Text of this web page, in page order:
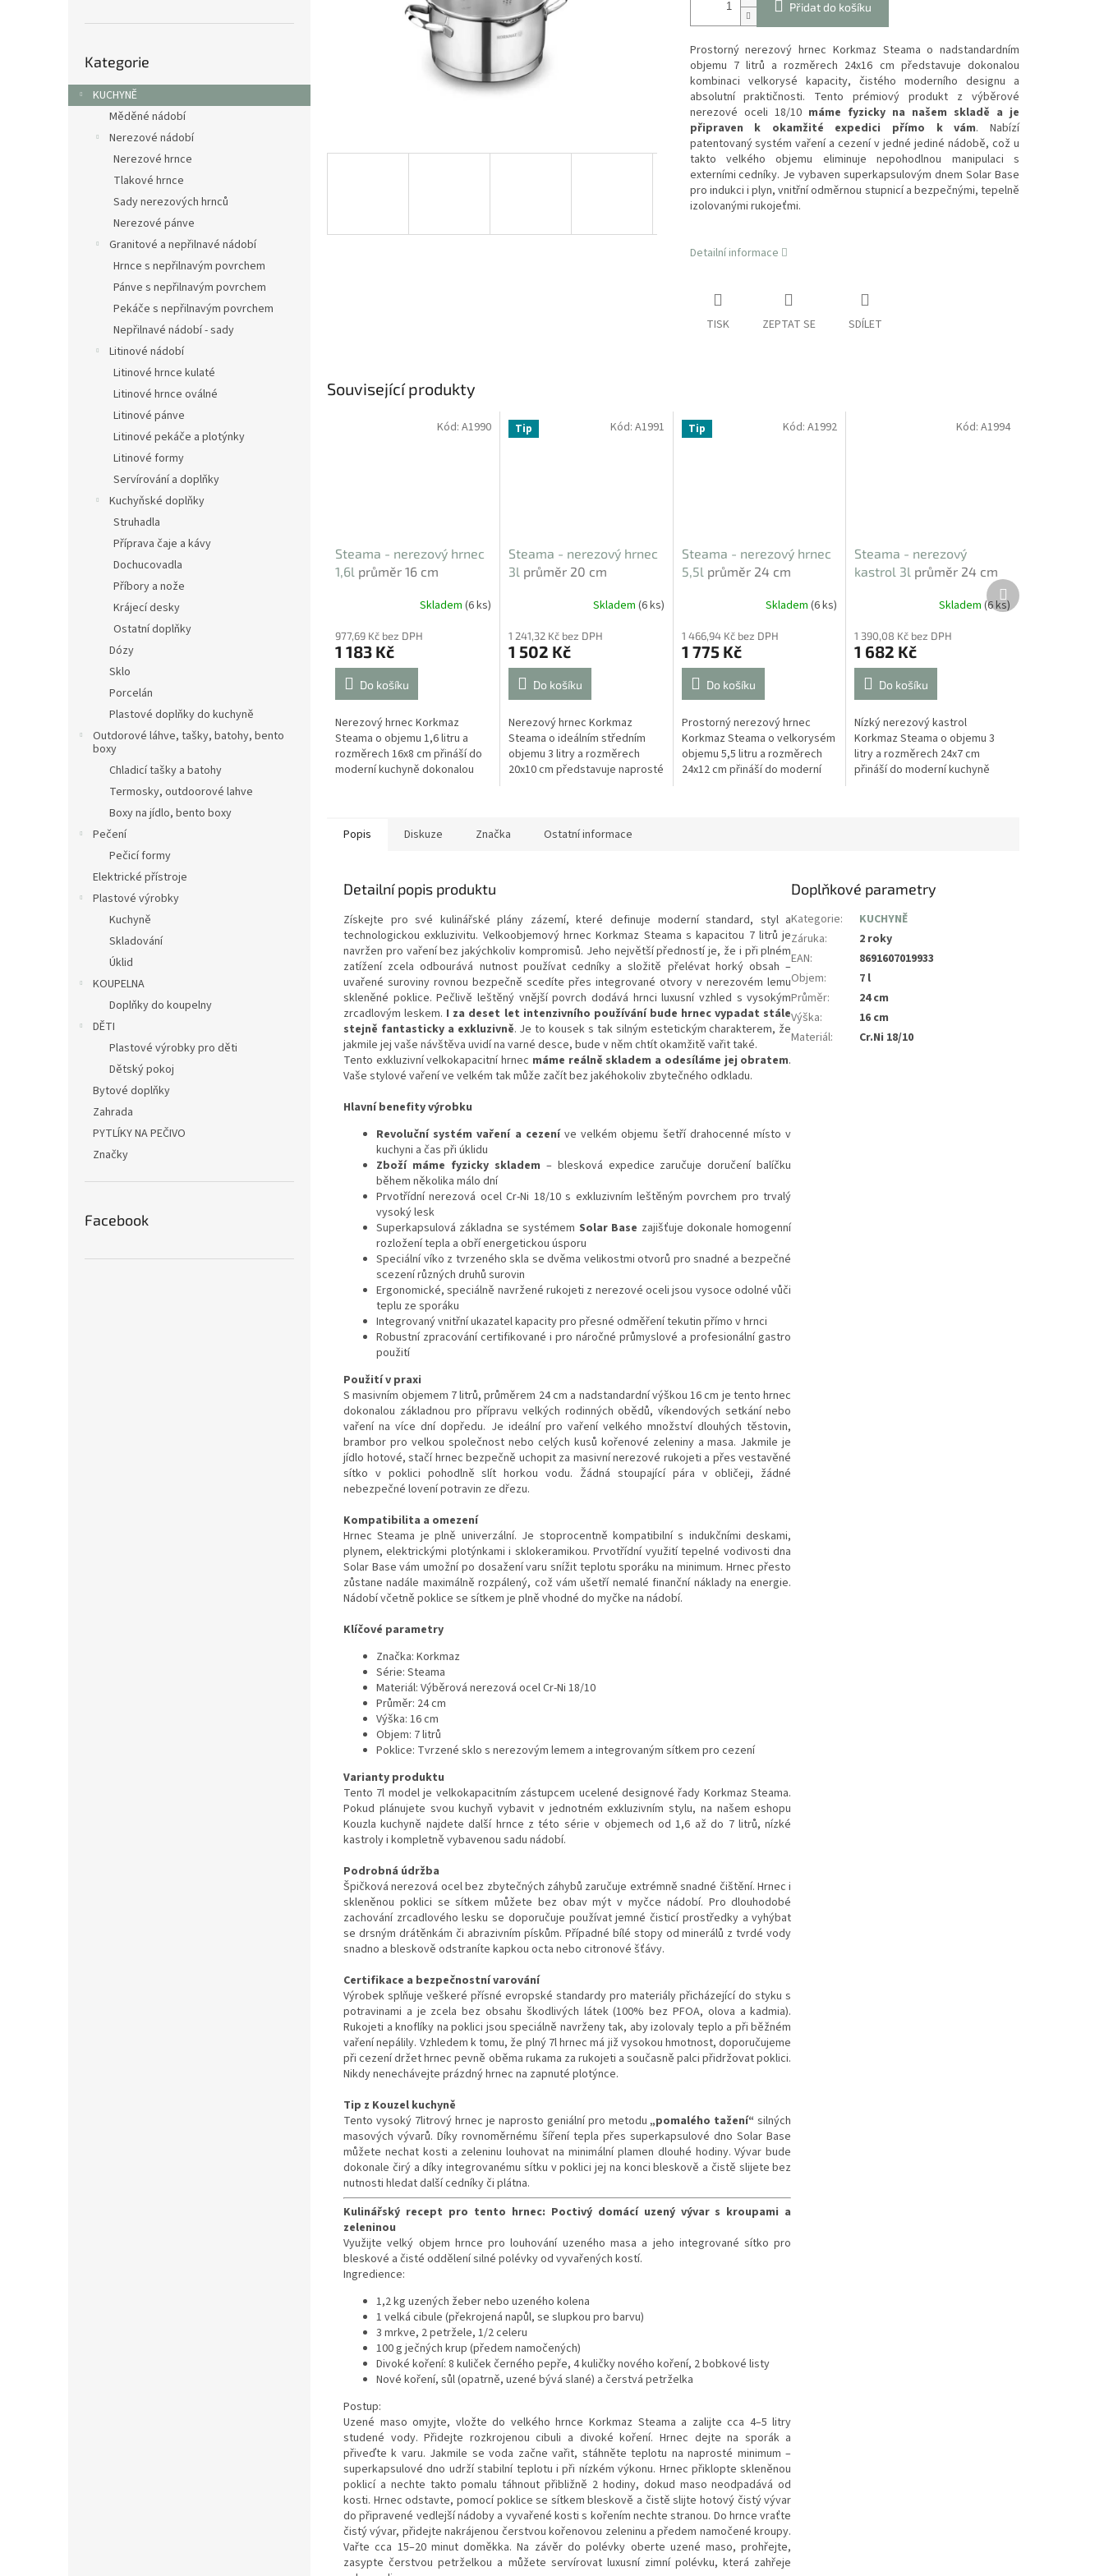
kategorie
Kategorie
KUCHYNĚ
Měděné nádobí
Nerezové nádobí
Nerezové hrnce
Tlakové hrnce
Sady nerezových hrnců
Nerezové pánve
Granitové a nepřilnavé nádobí
Hrnce s nepřilnavým povrchem
Pánve s nepřilnavým povrchem
Pekáče s nepřilnavým povrchem
Nepřilnavé nádobí - sady
Litinové nádobí
Litinové hrnce kulaté
Litinové hrnce oválné
Litinové pánve
Litinové pekáče a plotýnky
Litinové formy
Servírování a doplňky
Kuchyňské doplňky
Struhadla
Příprava čaje a kávy
Dochucovadla
Příbory a nože
Krájecí desky
Ostatní doplňky
Dózy
Sklo
Porcelán
Plastové doplňky do kuchyně
Outdorové láhve, tašky, batohy, bento
boxy
Chladicí tašky a batohy
Termosky, outdoorové lahve
Boxy na jídlo, bento boxy
Pečení
Pečicí formy
Elektrické přístroje
Plastové výrobky
Kuchyně
Skladování
Úklid
KOUPELNA
Doplňky do koupelny
DĚTI
Plastové výrobky pro děti
Dětský pokoj
Bytové doplňky
Zahrada
PYTLÍKY NA PEČIVO
Značky
Facebook
Přidat do košíku
Prostorný nerezový hrnec Korkmaz Steama o nadstandardním
objemu 7 litrů a rozměrech 24x16 cm představuje dokonalou
kombinaci velkorysé kapacity, čistého moderního designu a
absolutní praktičnosti. Tento prémiový produkt z výběrové
nerezové oceli 18/10 máme fyzicky na našem skladě a je
připraven k okamžité expedici přímo k vám. Nabízí
patentovaný systém vaření a cezení v jedné jediné nádobě, což u
takto velkého objemu eliminuje nepohodlnou manipulaci s
externími cedníky. Je vybaven superkapsulovým dnem Solar Base
pro indukci i plyn, vnitřní odměrnou stupnicí a bezpečnými, tepelně
izolovanými rukojeťmi.
Detailní informace
TISK ZEPTAT SE SDÍLET
Související produkty
Steama - nerezový hrnec
1,6l průměr 16 cm
Skladem (6 ks)
977,69 Kč bez DPH
1 183 Kč
Do košíku
Nerezový hrnec Korkmaz
Steama o objemu 1,6 litru a
rozměrech 16x8 cm přináší do
moderní kuchyně dokonalou
Kód: A1990 Tip
Steama - nerezový hrnec
3l průměr 20 cm
Skladem (6 ks)
1 241,32 Kč bez DPH
1 502 Kč
Do košíku
Nerezový hrnec Korkmaz
Steama o ideálním středním
objemu 3 litry a rozměrech
20x10 cm představuje naprosté
Kód: A1991 Tip
Steama - nerezový hrnec
5,5l průměr 24 cm
Skladem(6 ks)
1 466,94 Kč bez DPH
1 775 Kč
Do košíku
Prostorný nerezový hrnec
Korkmaz Steama o velkorysém
objemu 5,5 litru a rozměrech
24x12 cm přináší do moderní
Kód:A1992
Steama - nerezový
kastrol 3l průměr 24 cm
Skladem (6 ks)
1 390,08 Kč bez DPH
1 682 Kč
Do košíku
Nízký nerezový kastrol
Korkmaz Steama o objemu 3
litry a rozměrech 24x7 cm
přináší do moderní kuchyně
Kód: A1994
Další
produkt
Popis Diskuze Značka Ostatní informace
Detailní popis produktu
Získejte pro své kulinářské plány zázemí, které definuje moderní standard, styl a
technologickou exkluzivitu. Velkoobjemový hrnec Korkmaz Steama s kapacitou 7 litrů je
navržen pro vaření bez jakýchkoliv kompromisů. Jeho největší předností je, že i při plném
zatížení zcela odbourává nutnost používat cedníky a složitě přelévat horký obsah –
uvařené suroviny rovnou bezpečně scedíte přes integrované otvory v nerezovém lemu
skleněné poklice. Pečlivě leštěný vnější povrch dodává hrnci luxusní vzhled s vysokým
zrcadlovým leskem. I za deset let intenzivního používání bude hrnec vypadat stále
stejně fantasticky a exkluzivně. Je to kousek s tak silným estetickým charakterem, že
jakmile jej vaše návštěva uvidí na varné desce, bude v něm chtít okamžitě vařit také.
Tento exkluzivní velkokapacitní hrnec máme reálně skladem a odesíláme jej obratem.
Vaše stylové vaření ve velkém tak může začít bez jakéhokoliv zbytečného odkladu.
Hlavní benefity výrobku
Revoluční systém vaření a cezeníve velkém objemu šetří drahocenné místo v
kuchyni a čas při úklidu
Zboží máme fyzicky skladem – blesková expedice zaručuje doručení balíčku
během několika málo dní
Prvotřídní nerezová ocel Cr-Ni 18/10 s exkluzivním leštěným povrchem pro trvalý
vysoký lesk
Superkapsulová základna se systémem Solar Base zajišťuje dokonale homogenní
rozložení tepla a obří energetickou úsporu
Speciální víko z tvrzeného skla se dvěma velikostmi otvorů pro snadné a bezpečné
scezení různých druhů surovin
Ergonomické, speciálně navržené rukojeti z nerezové oceli jsou vysoce odolné vůči
teplu ze sporáku
Integrovaný vnitřní ukazatel kapacity pro přesné odměření tekutin přímo v hrnci
Robustní zpracování certifikované i pro náročné průmyslové a profesionální gastro
použití
Použití v praxi
S masivním objemem 7 litrů, průměrem 24 cm a nadstandardní výškou 16 cm je tento hrnec
dokonalou základnou pro přípravu velkých rodinných obědů, víkendových setkání nebo
vaření na více dní dopředu. Je ideální pro vaření velkého množství dlouhých těstovin,
brambor pro velkou společnost nebo celých kusů kořenové zeleniny a masa. Jakmile je
jídlo hotové, stačí hrnec bezpečně uchopit za masivní nerezové rukojeti a přes vestavěné
sítko v poklici pohodlně slít horkou vodu. Žádná stoupající pára v obličeji, žádné
nebezpečné lovení potravin ze dřezu.
Kompatibilita a omezení
Hrnec Steama je plně univerzální. Je stoprocentně kompatibilní s indukčními deskami,
plynem, elektrickými plotýnkami i sklokeramikou. Prvotřídní využití tepelné vodivosti dna
Solar Base vám umožní po dosažení varu snížit teplotu sporáku na minimum. Hrnec přesto
zůstane nadále maximálně rozpálený, což vám ušetří nemalé finanční náklady na energie.
Nádobí včetně poklice se sítkem je plně vhodné do myčke na nádobí.
Klíčové parametry
Značka: Korkmaz
Série: Steama
Materiál: Výběrová nerezová ocel Cr-Ni 18/10
Průměr: 24 cm
Výška: 16 cm
Objem: 7 litrů
Poklice: Tvrzené sklo s nerezovým lemem a integrovaným sítkem pro cezení
Varianty produktu
Tento 7l model je velkokapacitním zástupcem ucelené designové řady Korkmaz Steama.
Pokud plánujete svou kuchyň vybavit v jednotném exkluzivním stylu, na našem eshopu
Kouzla kuchyně najdete další hrnce z této série v objemech od 1,6 až do 7 litrů, nízké
kastroly i kompletně vybavenou sadu nádobí.
Podrobná údržba
Špičková nerezová ocel bez zbytečných záhybů zaručuje extrémně snadné čištění. Hrnec i
skleněnou poklici se sítkem můžete bez obav mýt v myčce nádobí. Pro dlouhodobé
zachování zrcadlového lesku se doporučuje používat jemné čisticí prostředky a vyhýbat
se drsným drátěnkám či abrazivním pískům. Případné bílé stopy od minerálů z tvrdé vody
snadno a bleskově odstraníte kapkou octa nebo citronové šťávy.
Certifikace a bezpečnostní varování
Výrobek splňuje veškeré přísné evropské standardy pro materiály přicházející do styku s
potravinami a je zcela bez obsahu škodlivých látek (100% bez PFOA, olova a kadmia).
Rukojeti a knoflíky na poklici jsou speciálně navrženy tak, aby izolovaly teplo a při běžném
vaření nepálily. Vzhledem k tomu, že plný 7l hrnec má již vysokou hmotnost, doporučujeme
při cezení držet hrnec pevně oběma rukama za rukojeti a současně palci přidržovat poklici.
Nikdy nenechávejte prázdný hrnec na zapnuté plotýnce.
Tip z Kouzel kuchyně
Tento vysoký 7litrový hrnec je naprosto geniální pro metodu„pomalého tažení“ silných
masových vývarů. Díky rovnoměrnému šíření tepla přes superkapsulové dno Solar Base
můžete nechat kosti a zeleninu louhovat na minimální plamen dlouhé hodiny. Vývar bude
dokonale čirý a díky integrovanému sítku v poklici jej na konci bleskově a čistě slijete bez
nutnosti hledat další cedníky či plátna.
Kulinářský recept pro tento hrnec: Poctivý domácí uzený vývar s kroupami a
zeleninou
Využijte velký objem hrnce pro louhování uzeného masa a jeho integrované sítko pro
bleskové a čisté oddělení silné polévky od vyvařených kostí.
Ingredience:
1,2 kg uzených žeber nebo uzeného kolena
1 velká cibule (překrojená napůl, se slupkou pro barvu)
3 mrkve, 2 petržele, 1/2 celeru
100 g ječných krup (předem namočených)
Divoké koření: 8 kuliček černého pepře, 4 kuličky nového koření, 2 bobkové listy
Nové koření, sůl (opatrně, uzené bývá slané) a čerstvá petrželka
Postup:
Uzené maso omyjte, vložte do velkého hrnce Korkmaz Steama a zalijte cca 4–5 litry
studené vody. Přidejte rozkrojenou cibuli a divoké koření. Hrnec dejte na sporák a
přiveďte k varu. Jakmile se voda začne vařit, stáhněte teplotu na naprosté minimum –
superkapsulové dno udrží stabilní teplotu i při nízkém výkonu. Hrnec přiklopte skleněnou
poklicí a nechte takto pomalu táhnout přibližně 2 hodiny, dokud maso neodpadává od
kosti. Hrnec odstavte, pomocí poklice se sítkem bleskově a čistě slijte hotový čistý vývar
do připravené vedlejší nádoby a vyvařené kosti s kořením nechte stranou. Do hrnce vraťte
čistý vývar, přidejte nakrájenou čerstvou kořenovou zeleninu a předem namočené kroupy.
Vařte cca 15–20 minut doměkka. Na závěr do polévky oberte uzené maso, prohřejte,
zasypte čerstvou petrželkou a můžete servírovat luxusní zimní polévku, která zahřeje
Doplňkové parametry
Kategorie:
KUCHYNĚ
Záruka:
2 roky
EAN:
8691607019933
Objem:
7 l
Průměr:
24 cm
Výška:
16 cm
Materiál: Cr.Ni 18/10